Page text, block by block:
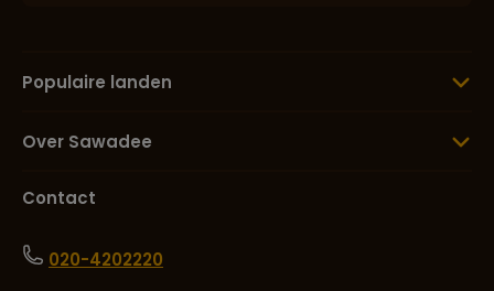
Populaire landen
Over Sawadee
Contact
020-4202220